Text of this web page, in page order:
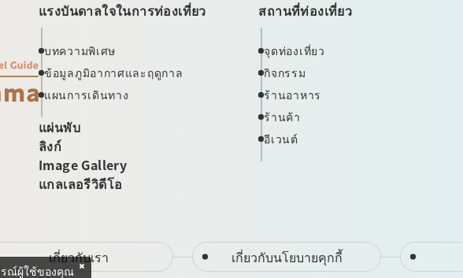
แรงบันดาลใจในการท่องเที่ยว
บทความพิเศษ
ข้อมูลภูมิอากาศและฤดูกาล
แผนการเดินทาง
แผ่นพับ
ลิงก์
Image Gallery
แกลเลอรีวิดีโอ
สถานที่ท่องเที่ยว
จุดท่องเที่ยว
กิจกรรม
ร้านอาหาร
ร้านค้า
อีเวนต์
เกี่ยวกับเรา เกี่ยวกับนโยบายคุกกี้
รณ์ผู้ใช้ของคุณ